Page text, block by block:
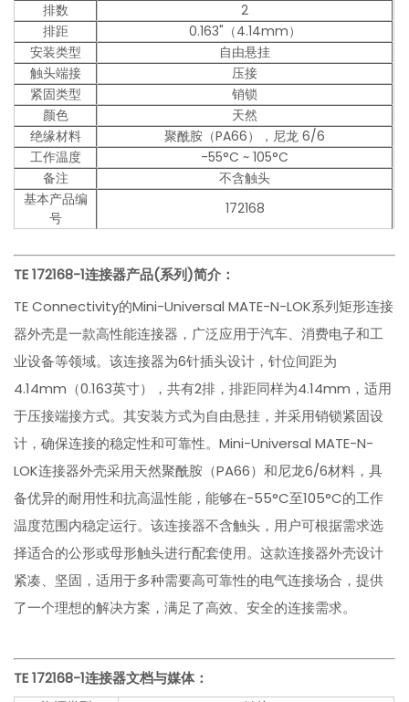
排数
2
排距
0.163"（4.14mm）
安装类型
自由悬挂
触头端接
压接
紧固类型
销锁
颜色
天然
绝缘材料
聚酰胺（PA66），尼龙 6/6
工作温度
-55°C ~ 105°C
备注
不含触头
基本产品编
号
172168
TE 172168-1连接器产品(系列)简介：
TE Connectivity的Mini-Universal MATE-N-LOK系列矩形连接
器外壳是一款高性能连接器，广泛应用于汽车、消费电子和工
业设备等领域。该连接器为6针插头设计，针位间距为
4.14mm（0.163英寸），共有2排，排距同样为4.14mm，适用
于压接端接方式。其安装方式为自由悬挂，并采用销锁紧固设
计，确保连接的稳定性和可靠性。Mini-Universal MATE-N-
LOK连接器外壳采用天然聚酰胺（PA66）和尼龙6/6材料，具
备优异的耐用性和抗高温性能，能够在-55°C至105°C的工作
温度范围内稳定运行。该连接器不含触头，用户可根据需求选
择适合的公形或母形触头进行配套使用。这款连接器外壳设计
紧凑、坚固，适用于多种需要高可靠性的电气连接场合，提供
了一个理想的解决方案，满足了高效、安全的连接需求。
TE 172168-1连接器文档与媒体：